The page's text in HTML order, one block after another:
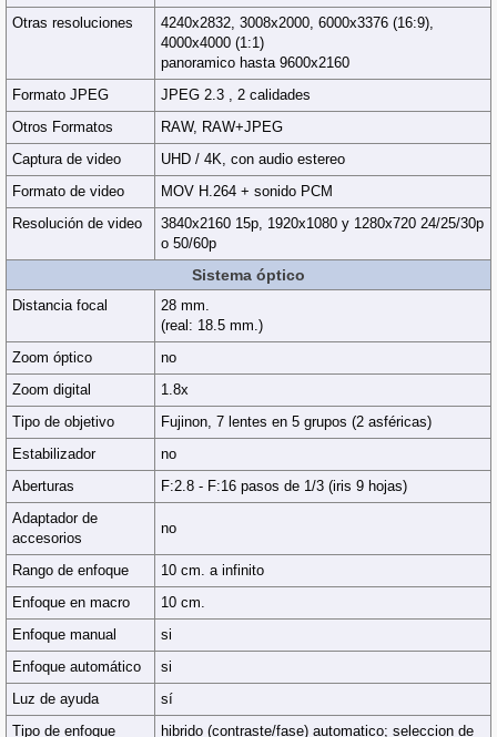
Otras resoluciones
4240x2832, 3008x2000, 6000x3376 (16:9),
4000x4000 (1:1)
panoramico hasta 9600x2160
Formato JPEG
JPEG 2.3 , 2 calidades
Otros Formatos
RAW, RAW+JPEG
Captura de video
UHD / 4K, con audio estereo
Formato de video
MOV H.264 + sonido PCM
Resolución de video
3840x2160 15p, 1920x1080 y 1280x720 24/25/30p
o 50/60p
Sistema óptico
Distancia focal
28 mm.
(real: 18.5 mm.)
Zoom óptico
no
Zoom digital
1.8x
Tipo de objetivo
Fujinon, 7 lentes en 5 grupos (2 asféricas)
Estabilizador
no
Aberturas
F:2.8 - F:16 pasos de 1/3 (iris 9 hojas)
Adaptador de
accesorios
no
Rango de enfoque
10 cm. a infinito
Enfoque en macro
10 cm.
Enfoque manual
si
Enfoque automático
si
Luz de ayuda
sí
Tipo de enfoque
hibrido (contraste/fase) automatico; seleccion de